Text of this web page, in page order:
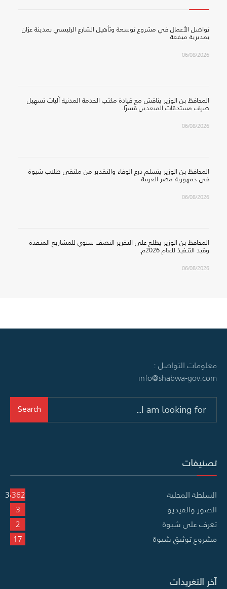
تواصل الأعمال في مشروع توسعة وتأهيل الشارع الرئيسي بمدينة عزان
بمديرية ميفعة
06/08/2026
المحافظ بن الوزير يناقش مع قيادة مكتب الخدمة المدنية آليات تسهيل
صرف مستحقات المبعدين قسرًا.
06/08/2026
المحافظ بن الوزير يتسلم درع الوفاء والتقدير من ملتقى طلاب شبوة
في جمهورية مصر العربية
06/08/2026
المحافظ بن الوزير يطلع على التقرير النصف سنوي للمشاريع المنفذة
وقيد التنفيذ للعام 2026م.
06/08/2026
معلومات التواصل :
info@shabwa-gov.com
Search
تصنيفات
السلطة المحلية
3٬362
الصور والفيديو
3
تعرف على شبوة
2
مشروع توثيق شبوة
17
آخر التغريدات